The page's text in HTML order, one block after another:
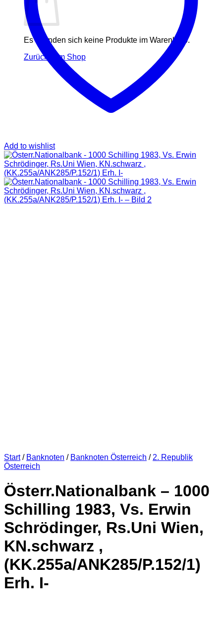
Es befinden sich keine Produkte im Warenkorb.
Zurück zum Shop
Add to wishlist
Start / Banknoten / Banknoten Österreich / 2. Republik
Österreich
Österr.Nationalbank – 1000
Schilling 1983, Vs. Erwin
Schrödinger, Rs.Uni Wien,
KN.schwarz ,
(KK.255a/ANK285/P.152/1)
Erh. I-